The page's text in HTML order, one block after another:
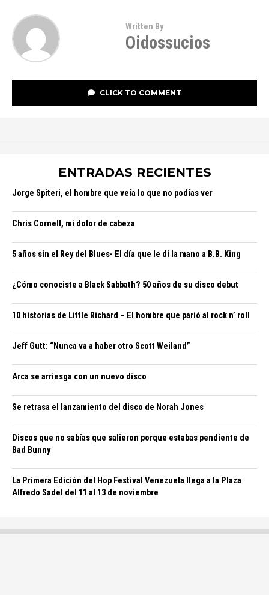
Written By
Oidossucios
CLICK TO COMMENT
ENTRADAS RECIENTES
Jorge Spiteri, el hombre que veía lo que no podías ver
Chris Cornell, mi dolor de cabeza
5 años sin el Rey del Blues- El día que le di la mano a B.B. King
¿Cómo conociste a Black Sabbath? 50 años de su disco debut
10 historias de Little Richard – El hombre que parió al rock n’ roll
Jeff Gutt: “Nunca va a haber otro Scott Weiland”
Arca se arriesga con un nuevo disco
Se retrasa el lanzamiento del disco de Norah Jones
Discos que no sabías que salieron porque estabas pendiente de
Bad Bunny
La Primera Edición del Hop Festival Venezuela llega a la Plaza
Alfredo Sadel del 11 al 13 de noviembre